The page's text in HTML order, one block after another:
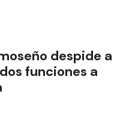
despide a
funciones a